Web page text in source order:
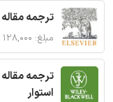
ترجمه
مبلغ: ۱۲۸,۰۰۰ تومان
ترجمه
استوار